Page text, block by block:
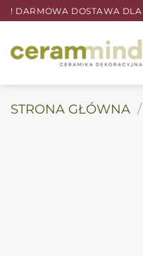
Przewiń
do
zawartości
! DARMOWA DOSTAWA
STRONA GŁÓWNA /